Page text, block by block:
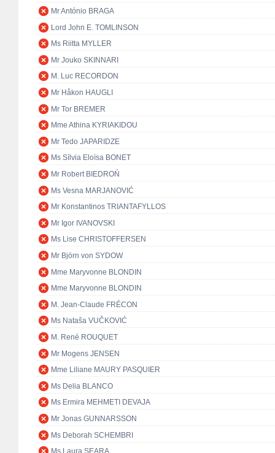
Mr António BRAGA
Lord John E. TOMLINSON
Ms Riitta MYLLER
Mr Jouko SKINNARI
M. Luc RECORDON
Mr Håkon HAUGLI
Mr Tor BREMER
Mme Athina KYRIAKIDOU
Mr Tedo JAPARIDZE
Ms Sílvia Eloïsa BONET
Mr Robert BIEDROŃ
Ms Vesna MARJANOVIĆ
Mr Konstantinos TRIANTAFYLLOS
Mr Igor IVANOVSKI
Ms Lise CHRISTOFFERSEN
Mr Björn von SYDOW
Mme Maryvonne BLONDIN
Mme Maryvonne BLONDIN
M. Jean-Claude FRÉCON
Ms Nataša VUČKOVIĆ
M. René ROUQUET
Mr Mogens JENSEN
Mme Liliane MAURY PASQUIER
Ms Delia BLANCO
Ms Ermira MEHMETI DEVAJA
Mr Jonas GUNNARSSON
Ms Deborah SCHEMBRI
Ms Laura SEARA